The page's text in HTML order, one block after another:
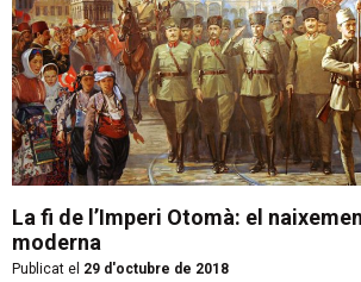
La fi de l’Imperi Otomà: el
moderna
Publicat el 29 d'octubre de 2018